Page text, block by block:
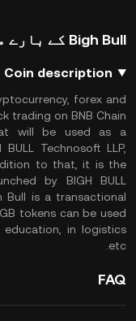
Bigh Bull کے بارے میں
Coin description
forex and
trading on BNB Chain.
will be used as a
Technosoft LLP,
to that, it is the
by BIGH BULL
Bull is a transactional
tokens can be used
in logistics
etc.
FAQ